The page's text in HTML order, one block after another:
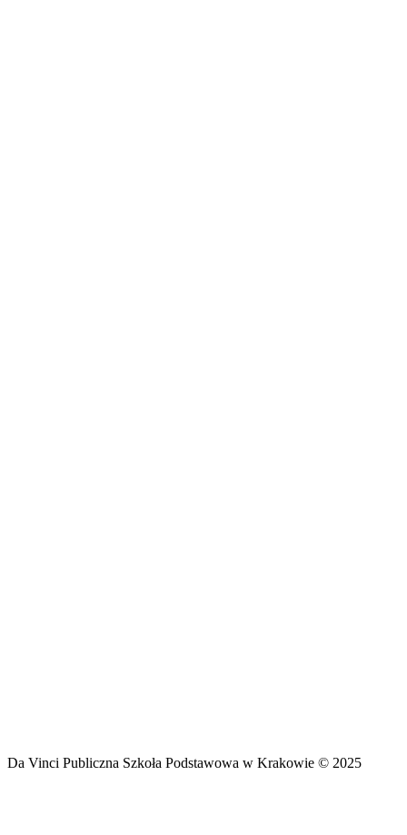
Da Vinci Publiczna Szkoła Podstawowa w Krakowie © 2025